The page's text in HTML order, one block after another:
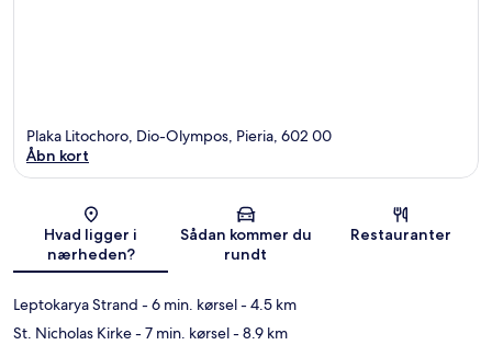
Kort
Plaka Litochoro, Dio-Olympos, Pieria, 602 00
Åbn kort
Hvad ligger i
nærheden?
Sådan kommer du
rundt
Restauranter
Leptokarya Strand - 6 min. kørsel- 4.5 km
St. Nicholas Kirke- 7 min. kørsel- 8.9 km